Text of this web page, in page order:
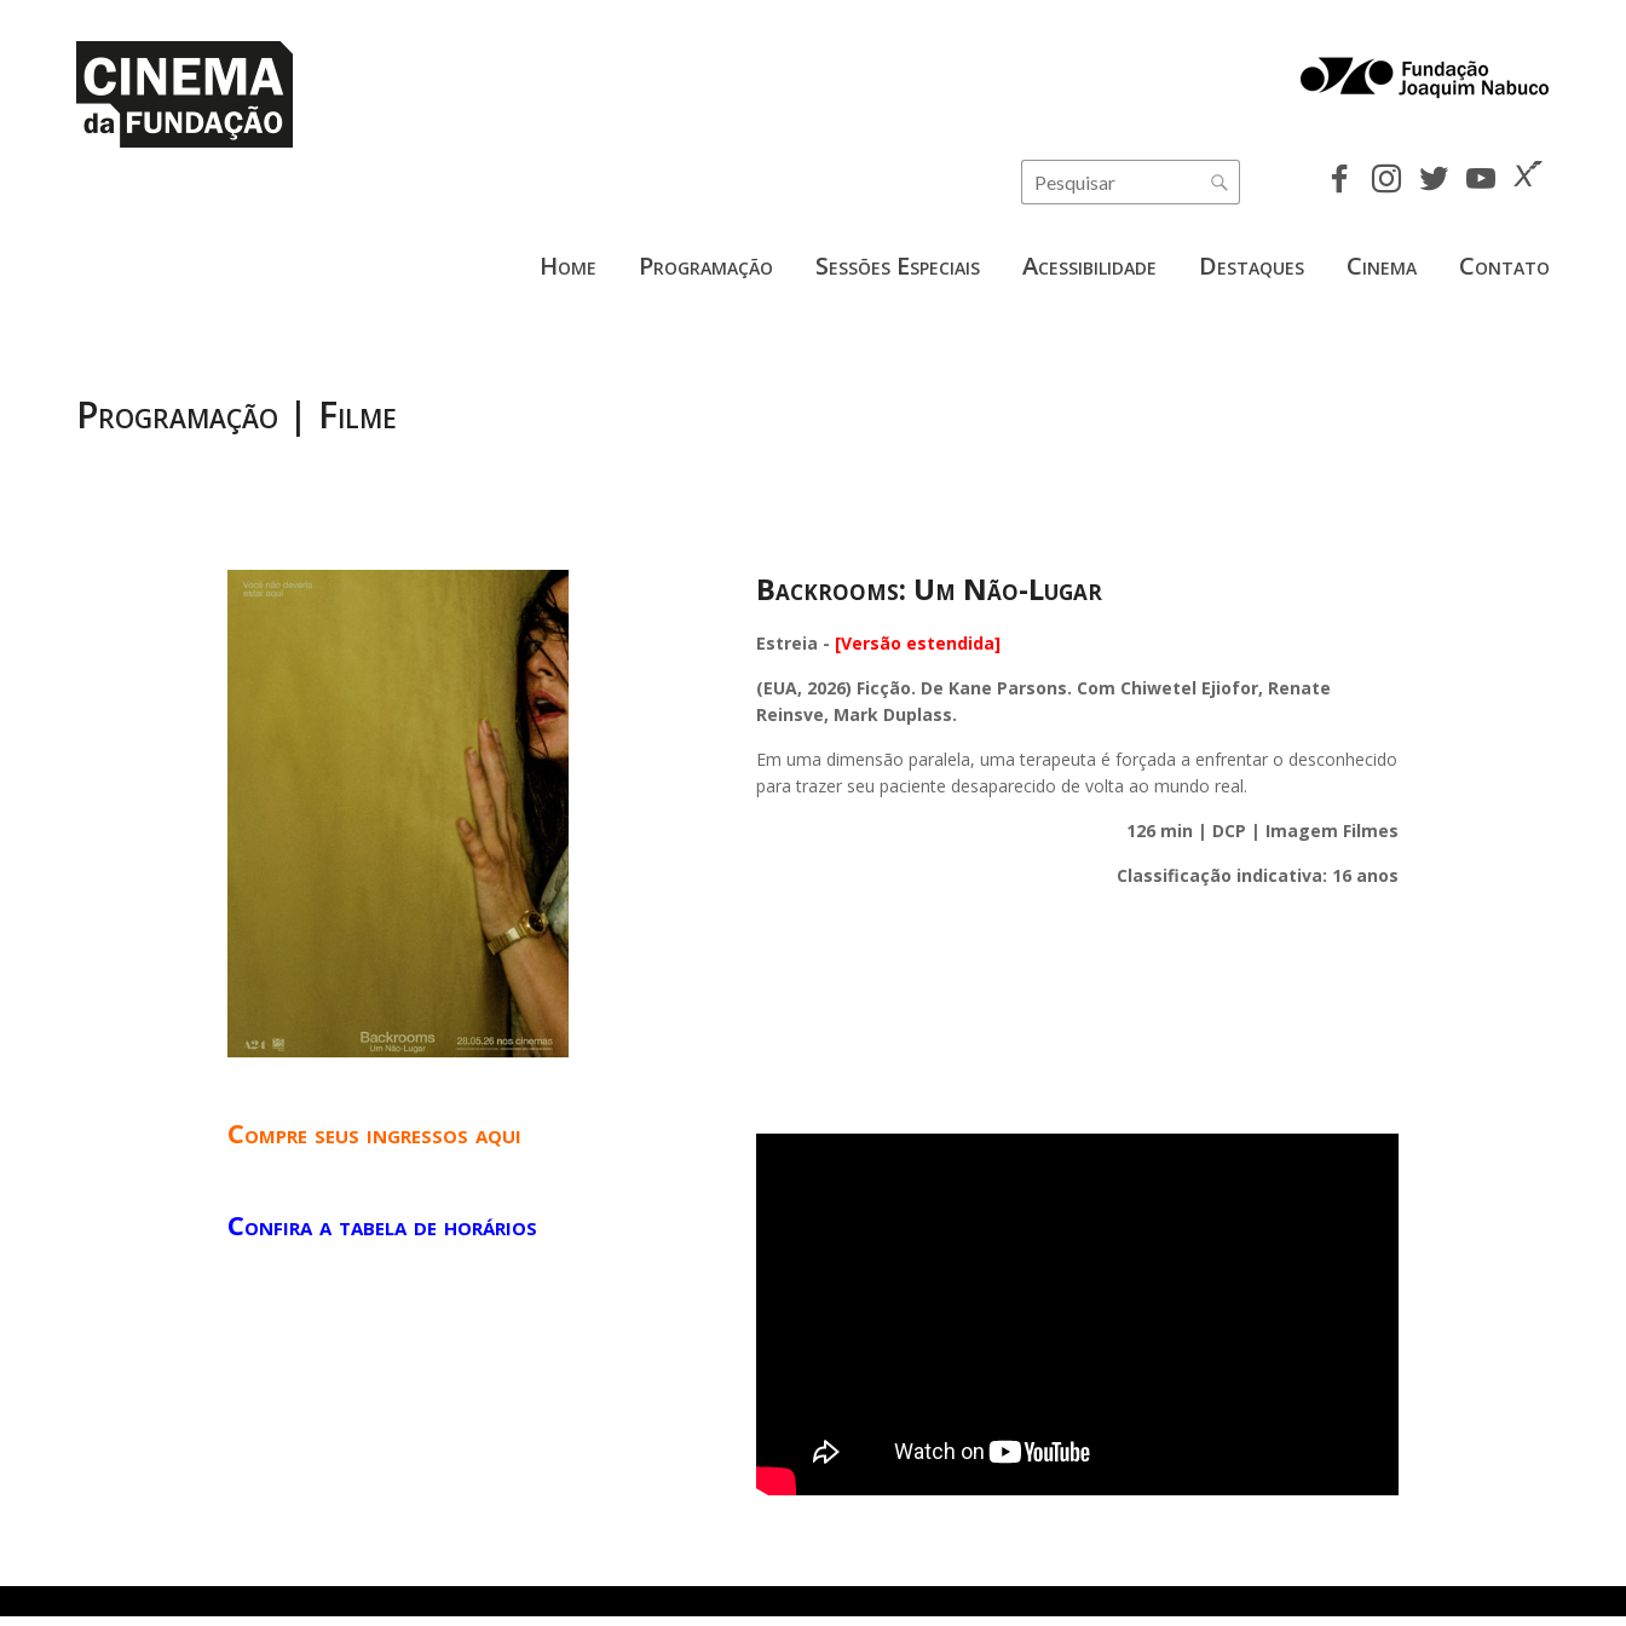
Home Programação Sessões Especiais Acessibilidade Destaques Cinema Contato
Programação | Filme
Backrooms: Um Não-Lugar
Estreia - [Versão estendida]
(EUA, 2026) Ficção. De Kane Parsons. Com Chiwetel Ejiofor, Renate
Reinsve, Mark Duplass.
Em uma dimensão paralela, uma terapeuta é forçada a enfrentar o desconhecido
para trazer seu paciente desaparecido de volta ao mundo real.
126 min | DCP | Imagem Filmes
Classificação indicativa: 16 anos
Compre seus ingressos aqui
Confira a tabela de horários